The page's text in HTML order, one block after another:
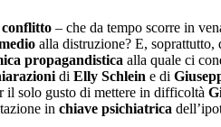
conflitto – che da tempo scorre in
alla distruzione? E, soprattutto,
propagandistica alla quale ci
di Elly Schlein e di
il solo gusto di mettere in difficoltà
in chiave psichiatrica